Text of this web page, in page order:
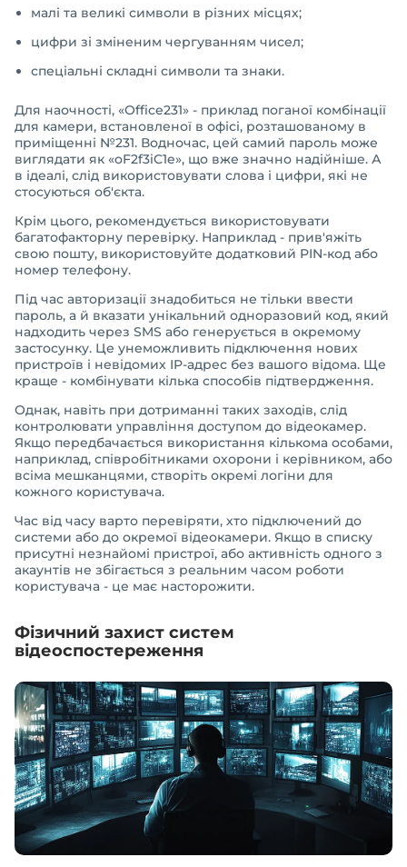
малі та великі символи в різних місцях;
цифри зі зміненим чергуванням чисел;
спеціальні складні символи та знаки.
Для наочності, «Office231» - приклад поганої комбінації
для камери, встановленої в офісі, розташованому в
приміщенні №231. Водночас, цей самий пароль може
виглядати як «oF2f3iC1e», що вже значно надійніше. А
в ідеалі, слід використовувати слова і цифри, які не
стосуються об'єкта.
Крім цього, рекомендується використовувати
багатофакторну перевірку. Наприклад - прив'яжіть
свою пошту, використовуйте додатковий PIN-код або
номер телефону.
Під час авторизації знадобиться не тільки ввести
пароль, а й вказати унікальний одноразовий код, який
надходить через SMS або генерується в окремому
застосунку. Це унеможливить підключення нових
пристроїв і невідомих IP-адрес без вашого відома. Ще
краще - комбінувати кілька способів підтвердження.
Однак, навіть при дотриманні таких заходів, слід
контролювати управління доступом до відеокамер.
Якщо передбачається використання кількома особами,
наприклад, співробітниками охорони і керівником, або
всіма мешканцями, створіть окремі логіни для
кожного користувача.
Час від часу варто перевіряти, хто підключений до
системи або до окремої відеокамери. Якщо в списку
присутні незнайомі пристрої, або активність одного з
акаунтів не збігається з реальним часом роботи
користувача - це має насторожити.
Фізичний захист систем
відеоспостереження